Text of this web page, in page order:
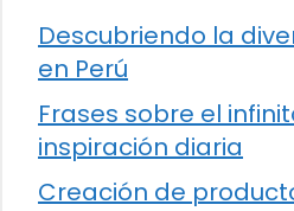
Descubriendo la
en Perú
Frases sobre el
inspiración diaria
Creación de